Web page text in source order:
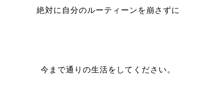
絶対に自分のルーティーンを崩さずに
今まで通りの生活をしてください。